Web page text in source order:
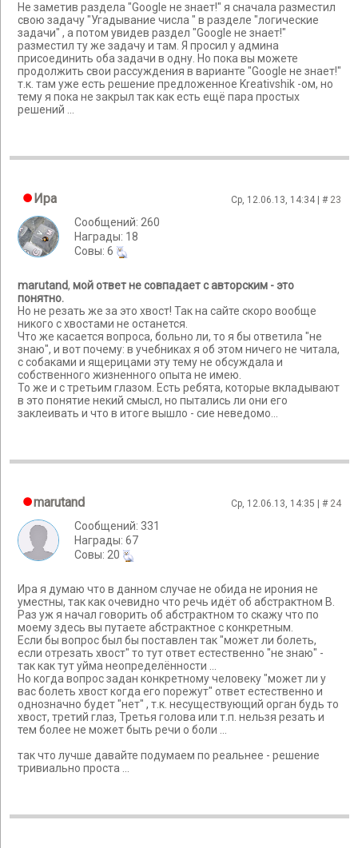
Не заметив раздела "Google не знает!" я сначала разместил
свою задачу "Угадывание числа " в разделе "логические
задачи" , а потом увидев раздел "Google не знает!"
разместил ту же задачу и там. Я просил у админа
присоединить оба задачи в одну. Но пока вы можете
продолжить свои рассуждения в варианте "Google не знает!"
т.к. там уже есть решение предложенное Kreativshik -ом, но
тему я пока не закрыл так как есть ещё пара простых
решений ...
Ира Ср, 12.06.13, 14:34 | # 23
Сообщений: 260
Награды: 18
Cовы: 6
marutand, мой ответ не совпадает с авторским - это
понятно.
Но не резать же за это хвост! Так на сайте скоро вообще
никого с хвостами не останется.
Что же касается вопроса, больно ли, то я бы ответила "не
знаю", и вот почему: в учебниках я об этом ничего не читала,
с собаками и ящерицами эту тему не обсуждала и
собственного жизненного опыта не имею.
То же и с третьим глазом. Есть ребята, которые вкладывают
в это понятие некий смысл, но пытались ли они его
заклеивать и что в итоге вышло - сие неведомо...
marutand Ср, 12.06.13, 14:35 | # 24
Сообщений: 331
Награды: 67
Cовы: 20
Ира я думаю что в данном случае не обида не ирония не
уместны, так как очевидно что речь идёт об абстрактном В.
Раз уж я начал говорить об абстрактном то скажу что по
моему здесь вы путаете абстрактное с конкретным.
Если бы вопрос был бы поставлен так "может ли болеть,
если отрезать хвост" то тут ответ естественно "не знаю" -
так как тут уйма неопределённости ...
Но когда вопрос задан конкретному человеку "может ли у
вас болеть хвост когда его порежут" ответ естественно и
однозначно будет "нет" , т.к. несуществующий орган будь то
хвост, третий глаз, Третья голова или т.п. нельзя резать и
тем более не может быть речи о боли ...
так что лучше давайте подумаем по реальнее - решение
тривиально проста ...